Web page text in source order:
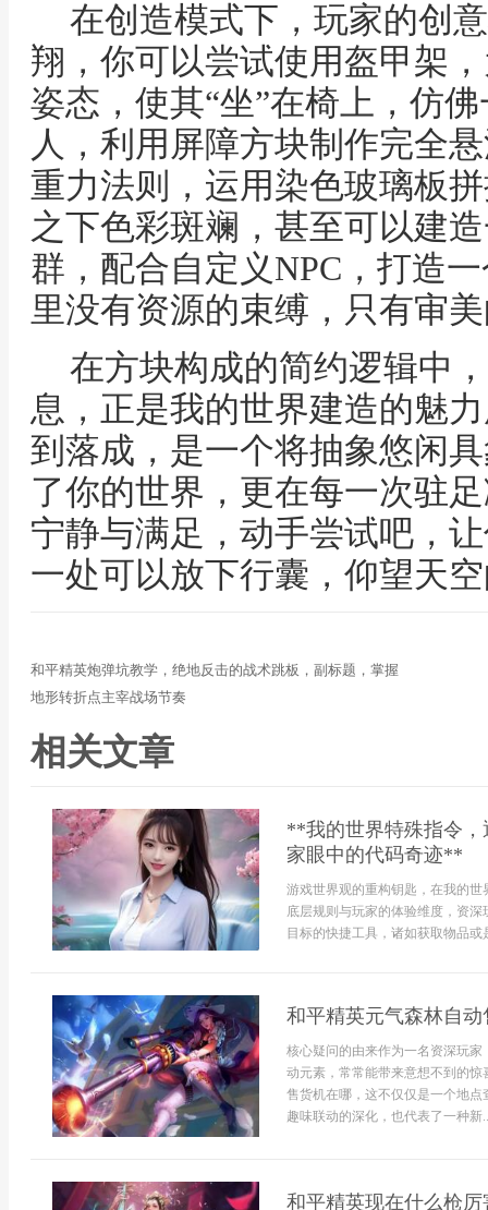
在创造模式下，玩家的创
翔，你可以尝试使用盔甲架
姿态，使其“坐”在椅上，仿
人，利用屏障方块制作完全
重力法则，运用染色玻璃板
之下色彩斑斓，甚至可以建
群，配合自定义NPC，打造
里没有资源的束缚，只有审
在方块构成的简约逻辑中
息，正是我的世界建造的魅
到落成，是一个将抽象悠闲
了你的世界，更在每一次驻
宁静与满足，动手尝试吧，
一处可以放下行囊，仰望天
和平精英炮弹坑教学，绝地反击的战术跳板，副标题，掌握
地形转折点主宰战场节奏
相关文章
**我的世界特殊指令
家眼中的代码奇迹**
游戏世界观的重构钥匙，在我的
底层规则与玩家的体验维度，资
目标的快捷工具，诸如获取物品或
和平精英元气森林自
核心疑问的由来作为一名资深玩
动元素，常常能带来意想不到的
售货机在哪，这不仅仅是一个地
趣味联动的深化，也代表了一种新
和平精英现在什么枪